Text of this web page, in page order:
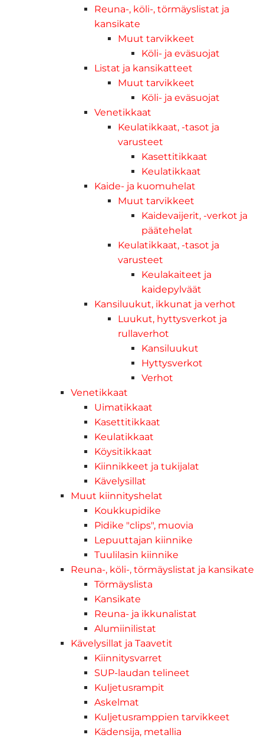
Reuna-, köli-, törmäyslistat ja
kansikate
Muut tarvikkeet
Köli- ja eväsuojat
Listat ja kansikatteet
Muut tarvikkeet
Köli- ja eväsuojat
Venetikkaat
Keulatikkaat, -tasot ja
varusteet
Kasettitikkaat
Keulatikkaat
Kaide- ja kuomuhelat
Muut tarvikkeet
Kaidevaijerit, -verkot ja
päätehelat
Keulatikkaat, -tasot ja
varusteet
Keulakaiteet ja
kaidepylväät
Kansiluukut, ikkunat ja verhot
Luukut, hyttysverkot ja
rullaverhot
Kansiluukut
Hyttysverkot
Verhot
Venetikkaat
Uimatikkaat
Kasettitikkaat
Keulatikkaat
Köysitikkaat
Kiinnikkeet ja tukijalat
Kävelysillat
Muut kiinnityshelat
Koukkupidike
Pidike "clips", muovia
Lepuuttajan kiinnike
Tuulilasin kiinnike
Reuna-, köli-, törmäyslistat ja kansikate
Törmäyslista
Kansikate
Reuna- ja ikkunalistat
Alumiinilistat
Kävelysillat ja Taavetit
Kiinnitysvarret
SUP-laudan telineet
Kuljetusrampit
Askelmat
Kuljetusramppien tarvikkeet
Kädensija, metallia